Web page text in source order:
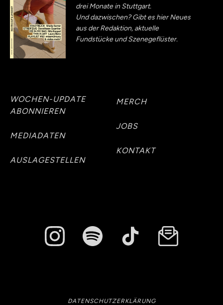
drei Monate in Stuttgart.
Und dazwischen? Gibt es hier Neues
aus der Redaktion, aktuelle
Fundstücke und Szenegeflüster.
WOCHEN-UPDATE
ABONNIEREN
MEDIADATEN
AUSLAGESTELLEN
MERCH
JOBS
KONTAKT
DATENSCHUTZERKLÄRUNG